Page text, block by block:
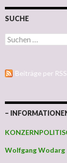
SUCHE
Suchen nach:
Beiträge per
–
Wolfgang Wodarg